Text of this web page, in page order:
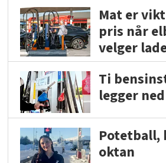
Mat er
pris når
velger
Ti
legger
Potetball,
oktan